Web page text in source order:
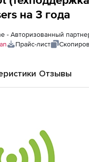
на 3 года
- Авторизованный
Прайс-лист
Отзывы